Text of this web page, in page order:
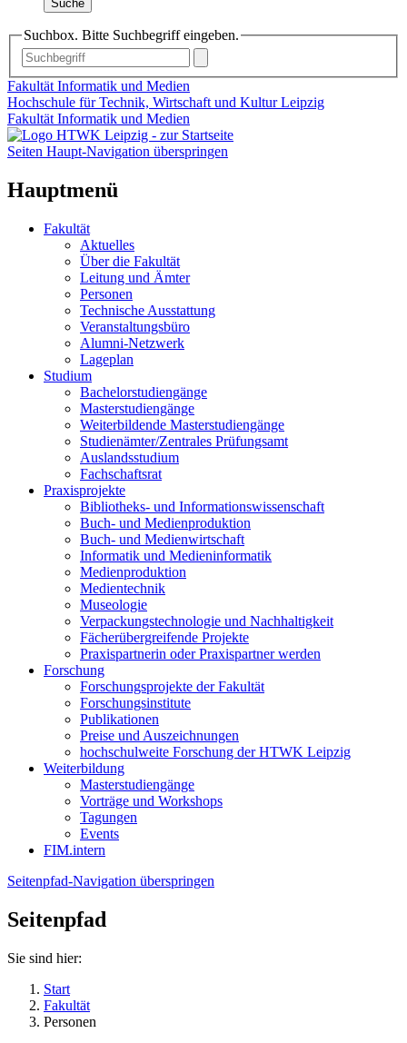
Suche
Suchbox. Bitte Suchbegriff eingeben.
Fakultät Informatik und Medien
Hochschule für Technik, Wirtschaft und Kultur Leipzig
Fakultät Informatik und Medien
Seiten Haupt-Navigation überspringen
Hauptmenü
Fakultät
Aktuelles
Über die Fakultät
Leitung und Ämter
Personen
Technische Ausstattung
Veranstaltungsbüro
Alumni-Netzwerk
Lageplan
Studium
Bachelorstudiengänge
Masterstudiengänge
Weiterbildende Masterstudiengänge
Studienämter/Zentrales Prüfungsamt
Auslandsstudium
Fachschaftsrat
Praxisprojekte
Bibliotheks- und Informationswissenschaft
Buch- und Medienproduktion
Buch- und Medienwirtschaft
Informatik und Medieninformatik
Medienproduktion
Medientechnik
Museologie
Verpackungstechnologie und Nachhaltigkeit
Fächerübergreifende Projekte
Praxispartnerin oder Praxispartner werden
Forschung
Forschungsprojekte der Fakultät
Forschungsinstitute
Publikationen
Preise und Auszeichnungen
hochschulweite Forschung der HTWK Leipzig
Weiterbildung
Masterstudiengänge
Vorträge und Workshops
Tagungen
Events
FIM.intern
Seitenpfad-Navigation überspringen
Seitenpfad
Sie sind hier:
Start
Fakultät
Personen